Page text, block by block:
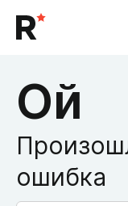
Ой
ошибка